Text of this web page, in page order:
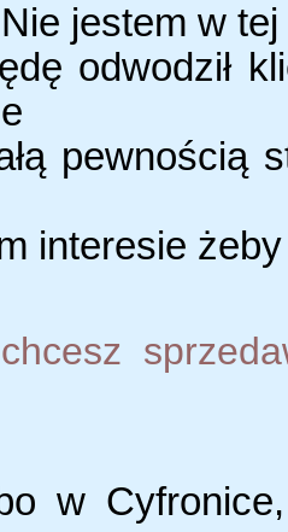
jestem w
odwodził
pewnością
interesie żeby
w